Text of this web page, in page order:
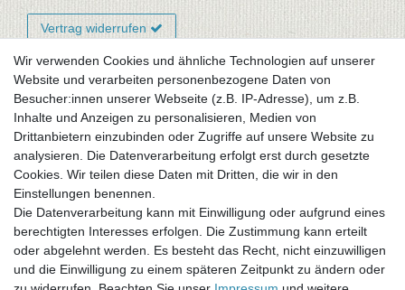
Vertrag widerrufen
Newsletter-Anmeldung
FAQ / Fragen
Mein Warenkorb
Mein Merkzettel
Mein Konto
UNSER LADENGESCHÄFT
Gottlieb-Daimler-Str. 10
33334 Gütersloh
Wir verwenden Cookies und ähnliche Technologien auf unserer
Website und verarbeiten personenbezogene Daten von
Besucher:innen unserer Webseite (z.B. IP-Adresse), um z.B.
Inhalte und Anzeigen zu personalisieren, Medien von
Drittanbietern einzubinden oder Zugriffe auf unsere Website zu
analysieren. Die Datenverarbeitung erfolgt erst durch gesetzte
Cookies. Wir teilen diese Daten mit Dritten, die wir in den
Einstellungen benennen.
Die Datenverarbeitung kann mit Einwilligung oder aufgrund eines
berechtigten Interesses erfolgen. Die Zustimmung kann erteilt
oder abgelehnt werden. Es besteht das Recht, nicht einzuwilligen
und die Einwilligung zu einem späteren Zeitpunkt zu ändern oder